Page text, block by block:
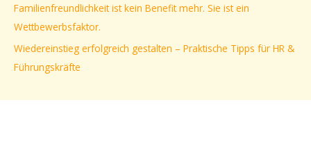
:Familienfreundlichkeit ist kein Benefit mehr. Sie ist ein
Wettbewerbsfaktor.
Wiedereinstieg erfolgreich gestalten – Praktische Tipps für HR &
Führungskräfte